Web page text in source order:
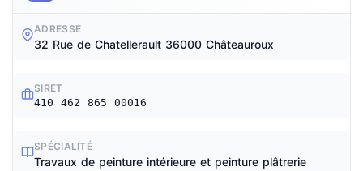
ADRESSE
32 Rue de Chatellerault 36000 Châteauroux
SIRET
410 462 865 00016
SPÉCIALITÉ
Travaux de peinture intérieure et peinture plâtrerie